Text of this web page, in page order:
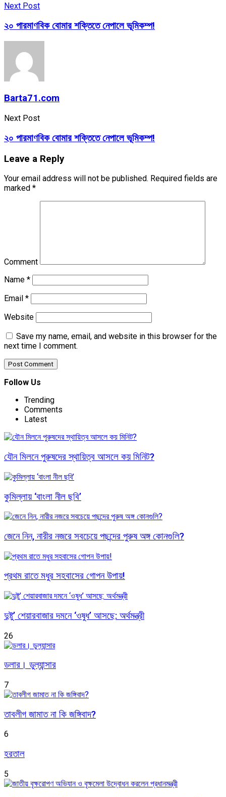
Next Post
২০ পারমাণবিক বোমার শক্তিতে নেপালে ভূমিকম্প!
Barta71.com
Next Post
২০ পারমাণবিক বোমার শক্তিতে নেপালে ভূমিকম্প!
Leave a Reply
Your email address will not be published. Required fields are
marked *
Comment
Name *
Email *
Website
Save my name, email, and website in this browser for the
next time I comment.
Follow Us
Trending
Comments
Latest
যৌন মিলনে পুরুষদের স্থায়িত্ব আসলে কয় মিনিট?
কুমিল্লায় ‘বাংলা নীল ছবি’
জেনে নিন, নারীর নজরে সবচেয়ে পছন্দের পুরুষ অঙ্গ কোনগুলি?
প্রথম রাতে মধুর সহবাসের গোপন উপায়!
দুষ্টু’ শেয়ারবাজার দমনে ‘ওষুধ’ আসছে: অর্থমন্ত্রী
26
ডলার। ডুল্যান্সার
7
তাবলীগ জামাত না কি জঙ্গিবাদ?
6
হরতাল
5